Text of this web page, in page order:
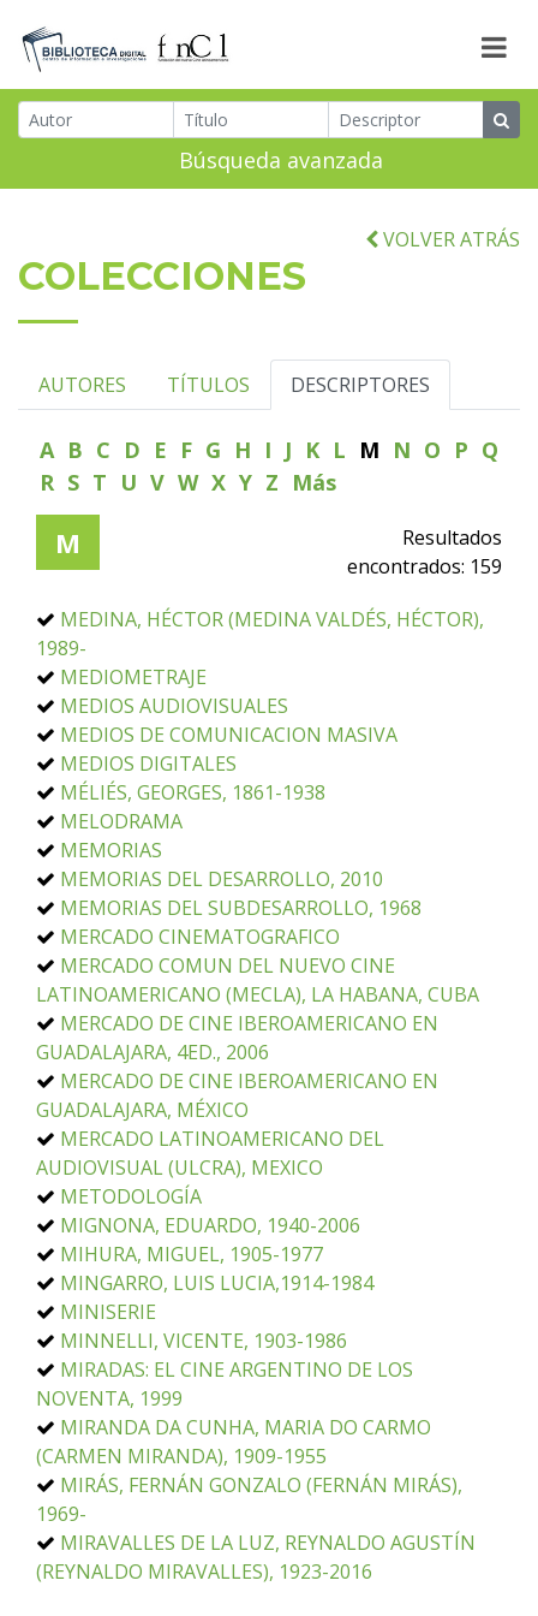
Búsqueda avanzada
VOLVER ATRÁS
COLECCIONES
AUTORES TÍTULOS DESCRIPTORES
A B C D E F G H I J K L M N O P Q
R S T U V W X Y Z Más
M
Resultados
encontrados: 159
MEDINA, HÉCTOR (MEDINA VALDÉS, HÉCTOR),
1989-
MEDIOMETRAJE
MEDIOS AUDIOVISUALES
MEDIOS DE COMUNICACION MASIVA
MEDIOS DIGITALES
MÉLIÉS, GEORGES, 1861-1938
MELODRAMA
MEMORIAS
MEMORIAS DEL DESARROLLO, 2010
MEMORIAS DEL SUBDESARROLLO, 1968
MERCADO CINEMATOGRAFICO
MERCADO COMUN DEL NUEVO CINE
LATINOAMERICANO (MECLA), LA HABANA, CUBA
MERCADO DE CINE IBEROAMERICANO EN
GUADALAJARA, 4ED., 2006
MERCADO DE CINE IBEROAMERICANO EN
GUADALAJARA, MÉXICO
MERCADO LATINOAMERICANO DEL
AUDIOVISUAL (ULCRA), MEXICO
METODOLOGÍA
MIGNONA, EDUARDO, 1940-2006
MIHURA, MIGUEL, 1905-1977
MINGARRO, LUIS LUCIA,1914-1984
MINISERIE
MINNELLI, VICENTE, 1903-1986
MIRADAS: EL CINE ARGENTINO DE LOS
NOVENTA, 1999
MIRANDA DA CUNHA, MARIA DO CARMO
(CARMEN MIRANDA), 1909-1955
MIRÁS, FERNÁN GONZALO (FERNÁN MIRÁS),
1969-
MIRAVALLES DE LA LUZ, REYNALDO AGUSTÍN
(REYNALDO MIRAVALLES), 1923-2016